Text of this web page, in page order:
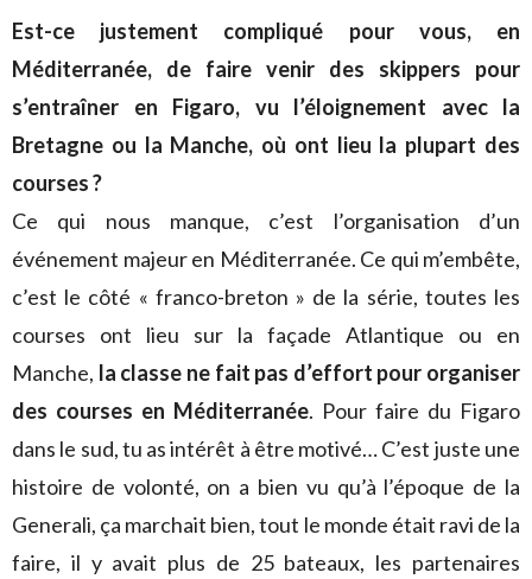
Est-ce justement compliqué pour vous, en
Méditerranée, de faire venir des skippers pour
s’entraîner en Figaro, vu l’éloignement avec la
Bretagne ou la Manche, où ont lieu la plupart des
courses ?
Ce qui nous manque, c’est l’organisation d’un
événement majeur en Méditerranée. Ce qui m’embête,
c’est le côté « franco-breton » de la série, toutes les
courses ont lieu sur la façade Atlantique ou en
Manche, la classe ne fait pas d’effort pour organiser
des courses en Méditerranée. Pour faire du Figaro
dans le sud, tu as intérêt à être motivé… C’est juste une
histoire de volonté, on a bien vu qu’à l’époque de la
Generali, ça marchait bien, tout le monde était ravi de la
faire, il y avait plus de 25 bateaux, les partenaires